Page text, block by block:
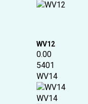
WV12
0.00
5401
WV14
WV14